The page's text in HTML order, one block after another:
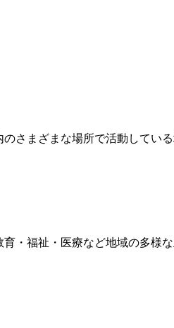
さまざまな場所で活動してい
・福祉・医療など地域の多様